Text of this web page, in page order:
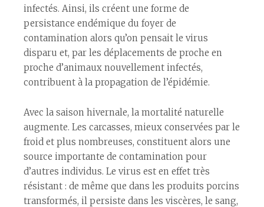
infectés. Ainsi, ils créent une forme de
persistance endémique du foyer de
contamination alors qu’on pensait le virus
disparu et, par les déplacements de proche en
proche d’animaux nouvellement infectés,
contribuent à la propagation de l’épidémie.
Avec la saison hivernale, la mortalité naturelle
augmente. Les carcasses, mieux conservées par le
froid et plus nombreuses, constituent alors une
source importante de contamination pour
d’autres individus. Le virus est en effet très
résistant : de même que dans les produits porcins
transformés, il persiste dans les viscères, le sang,